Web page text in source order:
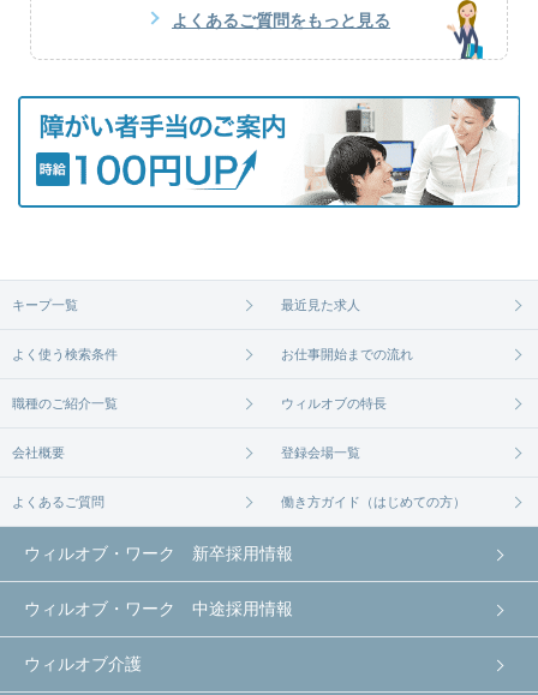
よくあるご質問をもっと見る
キープ一覧 最近見た求人
よく使う検索条件 お仕事開始までの流れ
職種のご紹介一覧 ウィルオブの特長
会社概要 登録会場一覧
よくあるご質問 働き方ガイド（はじめての方）
ウィルオブ・ワーク 新卒採用情報
ウィルオブ・ワーク 中途採用情報
ウィルオブ介護